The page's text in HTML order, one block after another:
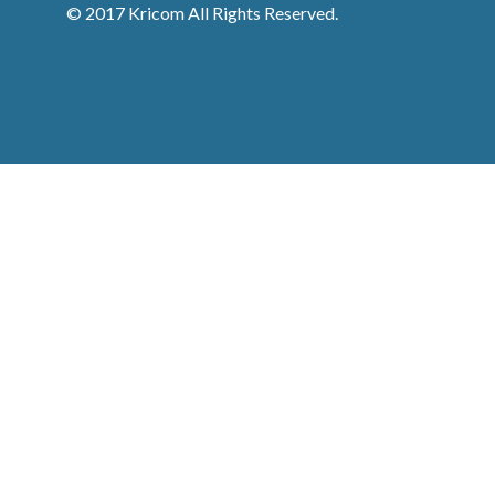
© 2017 Kricom All Rights Reserved.